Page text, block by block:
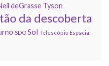
deGrasse Tyson
da descoberta
SDO Sol Telescópio Espacial